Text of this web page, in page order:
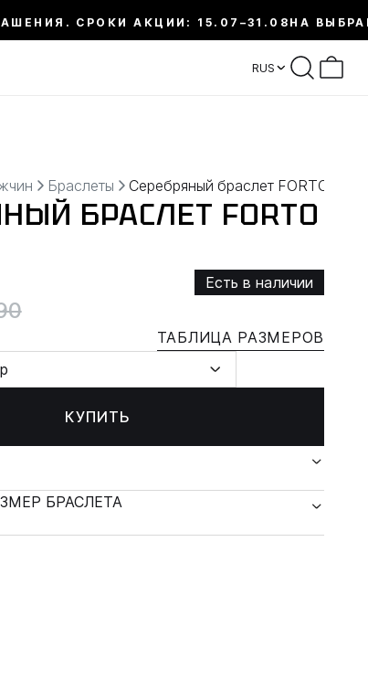
СРОКИ АКЦИИ: 15.07–31.08 НА
RUS
Браслеты Серебряный браслет FORTO
БРАСЛЕТ FORTO
Есть в наличии
ТАБЛИЦА РАЗМЕРОВ
КУПИТЬ
БРАСЛЕТА